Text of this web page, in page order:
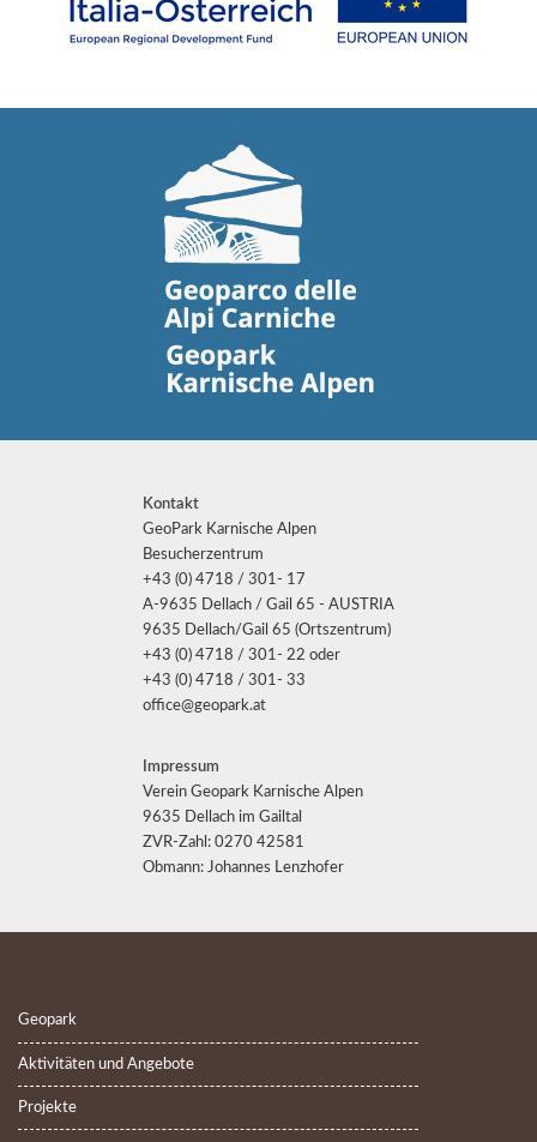
Kontakt
GeoPark Karnische Alpen
Besucherzentrum
+43 (0) 4718 / 301- 17
A-9635 Dellach / Gail 65 - AUSTRIA
9635 Dellach/Gail 65 (Ortszentrum)
+43 (0) 4718 / 301- 22 oder
+43 (0) 4718 / 301- 33
office@geopark.at
Impressum
Verein Geopark Karnische Alpen
9635 Dellach im Gailtal
ZVR-Zahl: 0270 42581
Obmann: Johannes Lenzhofer
Geopark
Aktivitäten und Angebote
Projekte